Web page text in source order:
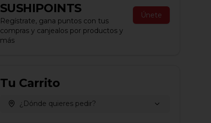
SUSHIPOINTS
Regístrate, gana puntos con tus
compras y canjealos por productos y
más
Únete
Tu Carrito
¿Dónde quieres pedir?